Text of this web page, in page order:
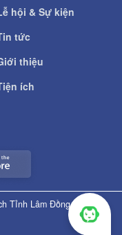
hội & Sự kiện
tức
thiệu
ích
Tỉnh Lâm Đồng